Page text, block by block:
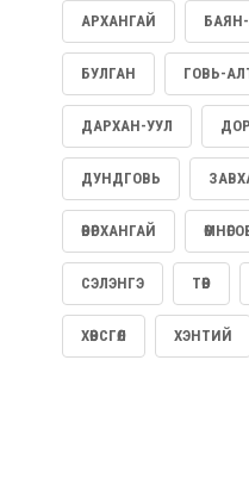
2026/08/05
ДАРААХ ЕСӨН ТӨРЛИЙН
2026/08/05
“NTUH–HOPE JOINT
СИМПОЗИУМ АМЖИЛТТАЙ
ЗАСАГ | БЕНЗИН, ДИЗЕЛЬ
ТАТВАРЫН ТАЛААР
2026/08/05
АРХАНГАЙ БАЯН-
БУЛГАН ГОВЬ-
ДАРХАН-УУЛ
ДУНДГОВЬ
ӨВӨРХАНГАЙ
СЭЛЭНГЭ ТӨВ
ХӨВСГӨЛ ХЭНТИЙ